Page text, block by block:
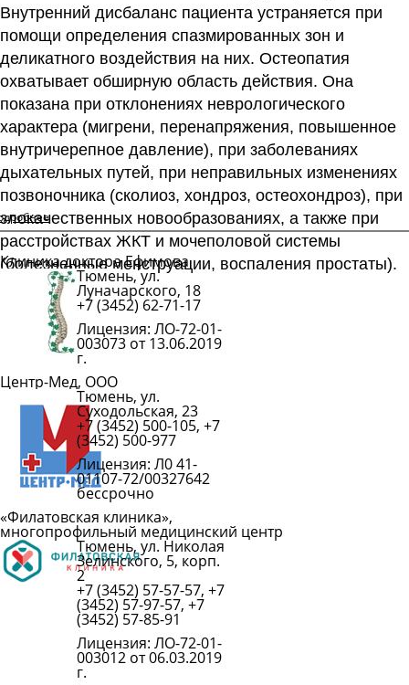
Внутренний дисбаланс пациента устраняется при
помощи определения спазмированных зон и
деликатного воздействия на них. Остеопатия
охватывает обширную область действия. Она
показана при отклонениях неврологического
характера (мигрени, перенапряжения, повышенное
внутричерепное давление), при заболеваниях
дыхательных путей, при неправильных изменениях
позвоночника (сколиоз, хондроз, остеохондроз), при
злокачественных новообразованиях, а также при
расстройствах ЖКТ и мочеполовой системы
(болезненные менструации, воспаления простаты).
Клиника доктора Ефимова
Тюмень, ул.
Луначарского, 18
+7 (3452) 62-71-17
Лицензия: ЛО-72-01-
003073 от 13.06.2019
г.
Центр-Мед, ООО
Тюмень, ул.
Суходольская, 23
+7 (3452) 500-105, +7
(3452) 500-977
Лицензия: Л0 41-
01107-72/00327642
бессрочно
«Филатовская клиника»,
многопрофильный медицинский центр
Тюмень, ул. Николая
Зелинского, 5, корп.
2
+7 (3452) 57-57-57, +7
(3452) 57-97-57, +7
(3452) 57-85-91
Лицензия: ЛО-72-01-
003012 от 06.03.2019
г.